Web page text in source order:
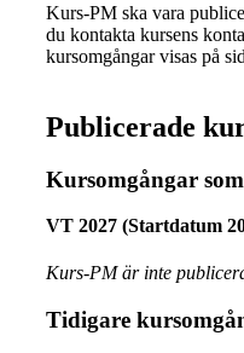
Kurs-PM ska vara
du kontakta kursens
kursomgångar visas på
Publicerade
Kursomgångar
VT 2027 (Startdatum
Kurs-PM är inte
Tidigare